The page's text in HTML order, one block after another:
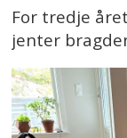
For tredje
jenter